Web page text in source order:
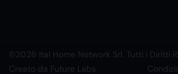
©2026 Ital Home Network Srl. Tutti i Diritti
Creato da Future Labs